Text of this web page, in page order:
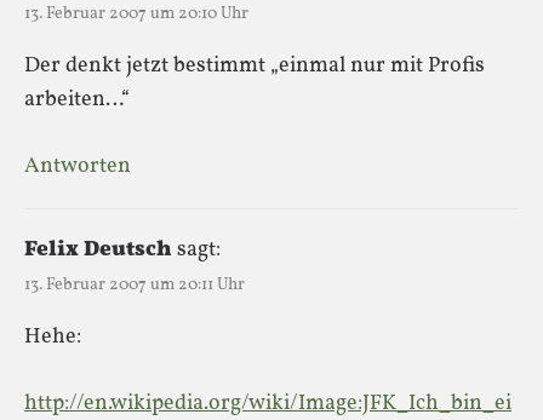
13. Februar 2007 um 20:10 Uhr
Der denkt jetzt bestimmt „einmal nur mit Profis
arbeiten…“
Antworten
Felix Deutsch sagt:
13. Februar 2007 um 20:11 Uhr
Hehe:
http://en.wikipedia.org/wiki/Image:JFK_Ich_bin_ei